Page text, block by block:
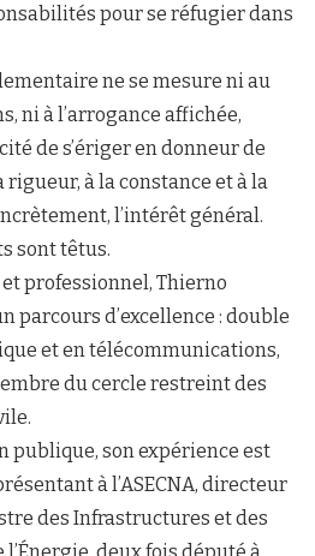
pour se réfugier dans
ne se mesure ni au
ni à l’arrogance affichée,
de s’ériger en donneur de
rigueur, à la constance et à la
l’intérêt général.
sont têtus.
professionnel, Thierno
parcours d’excellence : double
et en télécommunications,
du cercle restreint des
publique, son expérience est
à l’ASECNA, directeur
des Infrastructures et des